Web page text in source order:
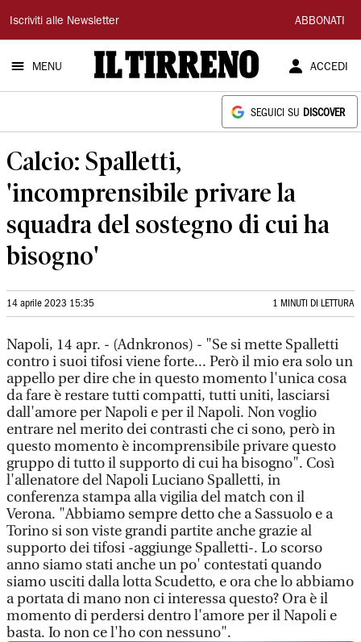
Il
Tirreno
Iscriviti alle Newsletter ABBONATI
MENU ACCEDI
SEGUICI SU DISCOVER
Calcio: Spalletti,
'incomprensibile privare la
squadra del sostegno di cui ha
bisogno'
14 aprile 2023 15:35 1 MINUTI DI LETTURA
Napoli, 14 apr. - (Adnkronos) - "Se si mette Spalletti
contro i suoi tifosi viene forte... Però il mio era solo un
appello per dire che in questo momento l'unica cosa
da fare è restare tutti compatti, tutti uniti, lasciarsi
dall'amore per Napoli e per il Napoli. Non voglio
entrare nel merito dei contrasti che ci sono, però in
questo momento è incomprensibile privare questo
gruppo di tutto il supporto di cui ha bisogno". Così
l'allenatore del Napoli Luciano Spalletti, in
conferenza stampa alla vigilia del match con il
Verona. "Abbiamo sempre detto che a Sassuolo e a
Torino si son viste grandi partite anche grazie al
supporto dei tifosi -aggiunge Spalletti-. Lo scorso
anno siamo stati anche un po' contestati quando
siamo usciti dalla lotta Scudetto, e ora che lo abbiamo
a portata di mano non ci interessa questo? Ora è il
momento di perdersi dentro l'amore per il Napoli e
basta. Io non ce l'ho con nessuno".